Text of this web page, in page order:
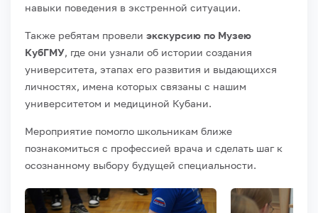
навыки поведения в экстренной ситуации.
Также ребятам провели экскурсию по Музею
КубГМУ, где они узнали об истории создания
университета, этапах его развития и выдающихся
личностях, имена которых связаны с нашим
университетом и медициной Кубани.
Мероприятие помогло школьникам ближе
познакомиться с профессией врача и сделать шаг к
осознанному выбору будущей специальности.